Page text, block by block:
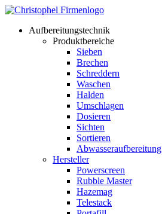
Aufbereitungstechnik
Produktbereiche
Sieben
Brechen
Schreddern
Waschen
Halden
Umschlagen
Dosieren
Sichten
Sortieren
Abwasseraufbereitung
Hersteller
Powerscreen
Rubble Master
Hazemag
Telestack